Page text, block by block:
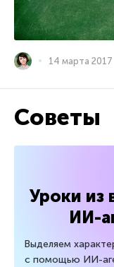
14 марта 2017
Советы
Уроки из
ИИ-
Выделяем
с помощью ИИ-